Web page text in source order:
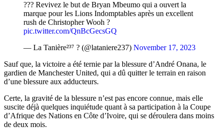
??? Revivez le but de Bryan Mbeumo qui a ouvert la
marque pour les Lions Indomptables après un excellent
rush de Christopher Wooh ?
pic.twitter.com/QnBcGecsGQ
— La Tanière²³⁷ ? (@lataniere237) November 17, 2023
Sauf que, la victoire a été ternie par la blessure d’André Onana, le
gardien de Manchester United, qui a dû quitter le terrain en raison
d’une blessure aux adducteurs.
Certe, la gravité de la blessure n’est pas encore connue, mais elle
suscite déjà quelques inquiétude quant à sa participation à la Coupe
d’Afrique des Nations en Côte d’Ivoire, qui se déroulera dans moins
de deux mois.